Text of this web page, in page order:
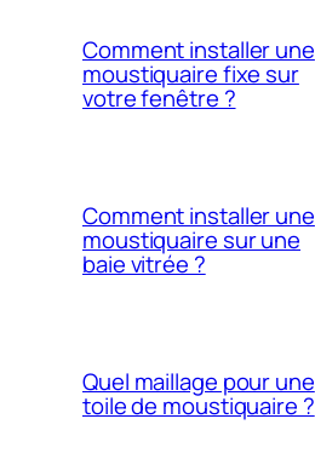
Comment installer une
moustiquaire fixe sur
votre fenêtre ?
Comment installer une
moustiquaire sur une
baie vitrée ?
Quel maillage pour une
toile de moustiquaire ?